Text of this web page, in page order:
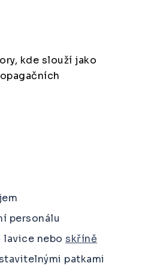
kde slouží jako
personálu
nebo skříně
patkami